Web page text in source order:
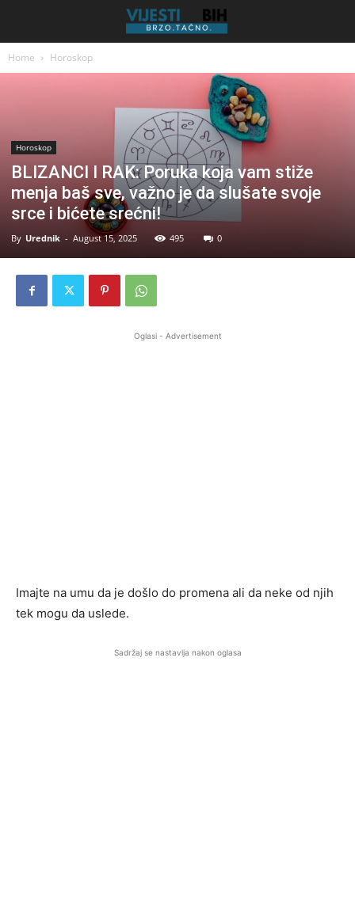
Home Horoskop
Horoskop
BLIZANCI I RAK: Poruka koja vam stiže
menja baš sve, važno je da slušate svoje
srce i bićete srećni!
By Urednik - August 15, 2025 495 0
Oglasi - Advertisement
Imajte na umu da je došlo do promena ali da neke od njih
tek mogu da uslede.
Sadržaj se nastavlja nakon oglasa